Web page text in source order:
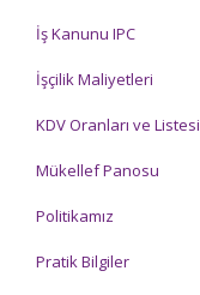
İş Kanunu IPC
İşçilik Maliyetleri
KDV Oranları ve Listesi
Mükellef Panosu
Politikamız
Pratik Bilgiler